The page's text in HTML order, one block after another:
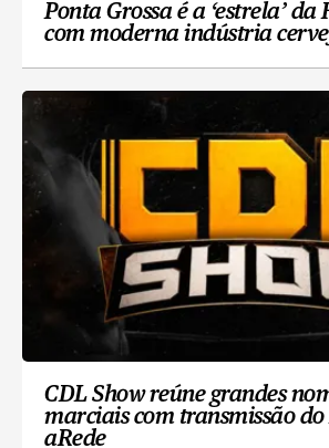
Ponta Grossa é a ‘estrela’ da
com moderna indústria
CDL Show reúne grandes
marciais com transmissão
aRede